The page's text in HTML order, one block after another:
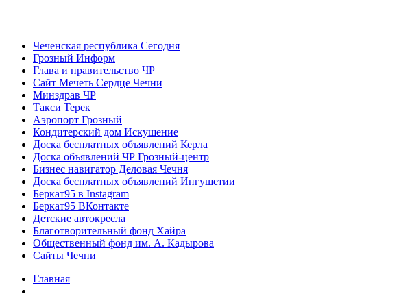
Чеченская республика Сегодня
Грозный Информ
Глава и правительство ЧР
Сайт Мечеть Сердце Чечни
Минздрав ЧР
Такси Терек
Аэропорт Грозный
Кондитерский дом Искушение
Доска бесплатных объявлений Керла
Доска объявлений ЧР Грозный-центр
Бизнес навигатор Деловая Чечня
Доска бесплатных объявлений Ингушетии
Беркат95 в Instagram
Беркат95 ВКонтакте
Детские автокресла
Благотворительный фонд Хайра
Общественный фонд им. А. Кадырова
Сайты Чечни
Главная